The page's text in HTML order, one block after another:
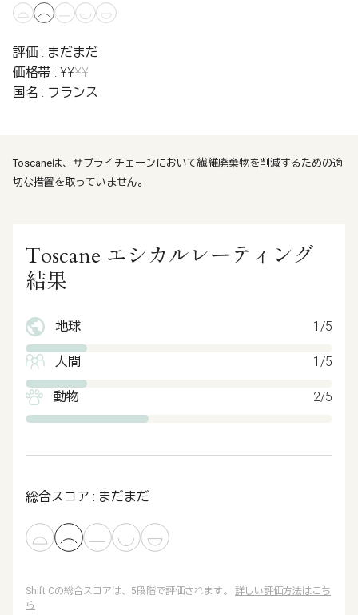
評価 : まだまだ
価格帯 : ¥¥¥¥
国名 : フランス
Toscaneは、サプライチェーンにおいて繊維廃棄物を削減するための適
切な措置を取っていません。
Toscane エシカルレーティング
結果
地球 1/5
人間 1/5
動物 2/5
総合スコア : まだまだ
Shift Cの総合スコアは、5段階で評価されます。 詳しい評価方法はこち
ら